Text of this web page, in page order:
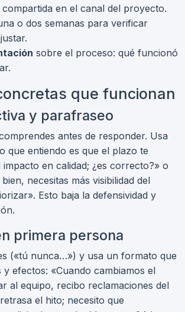
compartida en el canal del proyecto.
o dos semanas para verificar
sobre el proceso: qué funcionó
que funcionan
y parafraseo
antes de responder. Usa
que entiendo es que el plazo te
en calidad; ¿es correcto?» o
necesitas más visibilidad del
Esto baja la defensividad y
primera persona
(«tú nunca…») y usa un formato que
efectos: «Cuando cambiamos el
al equipo, recibo reclamaciones del
el hito; necesito que